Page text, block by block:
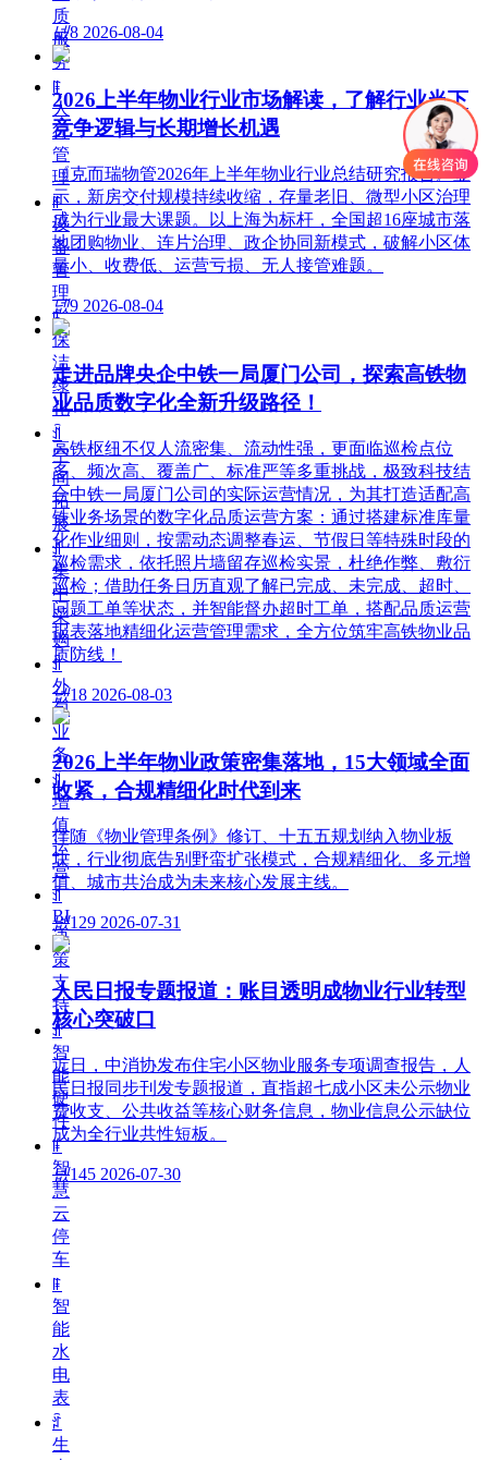
质
服
务
ꁹ
人
行
管
理
ꁹ
设
备
管
理
ꁹ
保
洁
绿
化
ꀉ
空
间
拓
展
ꀉ
集
中
采
购
ꀉ
外
包
业
务
ꀉ
增
值
运
营
ꀉ
BI
决
策
支
持
ꀉ
智
能
硬
件
ꁹ
智
慧
云
停
车
ꁹ
智
能
水
电
表
ꄁ
生
넶8 2026-08-04
2026上半年物业行业市场解读，了解行业当下
竞争逻辑与长期增长机遇
《克而瑞物管2026年上半年物业行业总结研究报告》显
示，新房交付规模持续收缩，存量老旧、微型小区治理
成为行业最大课题。以上海为标杆，全国超16座城市落
地团购物业、连片治理、政企协同新模式，破解小区体
量小、收费低、运营亏损、无人接管难题。
넶9 2026-08-04
走进品牌央企中铁一局厦门公司，探索高铁物
业品质数字化全新升级路径！
高铁枢纽不仅人流密集、流动性强，更面临巡检点位
多、频次高、覆盖广、标准严等多重挑战，极致科技结
合中铁一局厦门公司的实际运营情况，为其打造适配高
铁业务场景的数字化品质运营方案：通过搭建标准库量
化作业细则，按需动态调整春运、节假日等特殊时段的
巡检需求，依托照片墙留存巡检实景，杜绝作弊、敷衍
巡检；借助任务日历直观了解已完成、未完成、超时、
问题工单等状态，并智能督办超时工单，搭配品质运营
报表落地精细化运营管理需求，全方位筑牢高铁物业品
质防线！
넶18 2026-08-03
2026上半年物业政策密集落地，15大领域全面
收紧，合规精细化时代到来
伴随《物业管理条例》修订、十五五规划纳入物业板
块，行业彻底告别野蛮扩张模式，合规精细化、多元增
值、城市共治成为未来核心发展主线。
넶129 2026-07-31
人民日报专题报道：账目透明成物业行业转型
核心突破口
近日，中消协发布住宅小区物业服务专项调查报告，人
民日报同步刊发专题报道，直指超七成小区未公示物业
费收支、公共收益等核心财务信息，物业信息公示缺位
成为全行业共性短板。
넶145 2026-07-30